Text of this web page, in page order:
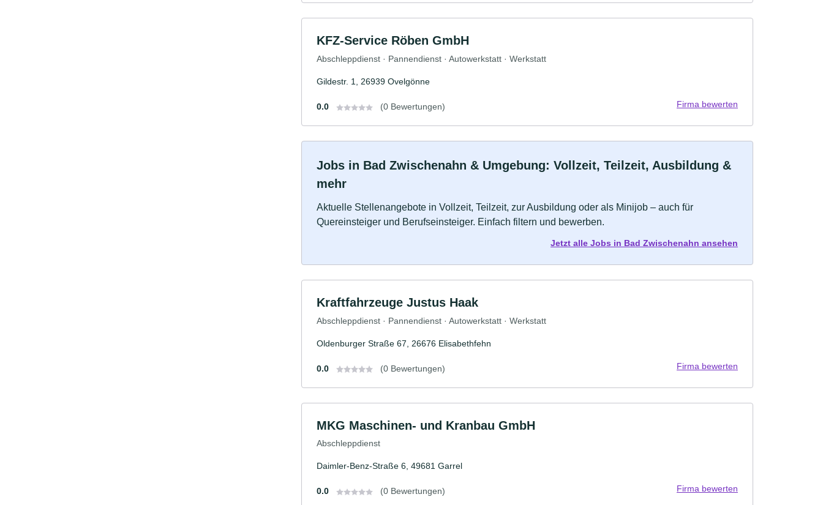
KFZ-Service Röben GmbH
Abschleppdienst · Pannendienst · Autowerkstatt · Werkstatt
Gildestr. 1, 26939 Ovelgönne
0.0 (0 Bewertungen) Firma bewerten
Jobs in Bad Zwischenahn & Umgebung: Vollzeit, Teilzeit, Ausbildung &
mehr
Aktuelle Stellenangebote in Vollzeit, Teilzeit, zur Ausbildung oder als Minijob – auch für
Quereinsteiger und Berufseinsteiger. Einfach filtern und bewerben.
Jetzt alle Jobs in Bad Zwischenahn ansehen
Kraftfahrzeuge Justus Haak
Abschleppdienst · Pannendienst · Autowerkstatt · Werkstatt
Oldenburger Straße 67, 26676 Elisabethfehn
0.0 (0 Bewertungen) Firma bewerten
MKG Maschinen- und Kranbau GmbH
Abschleppdienst
Daimler-Benz-Straße 6, 49681 Garrel
0.0 (0 Bewertungen) Firma bewerten